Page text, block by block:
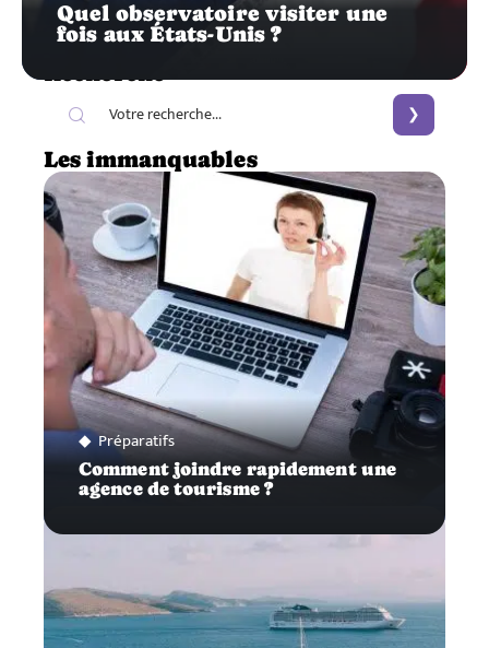
Quel observatoire visiter une
fois aux États-Unis ?
Recherche
Les immanquables
Préparatifs
Comment joindre rapidement une
agence de tourisme ?